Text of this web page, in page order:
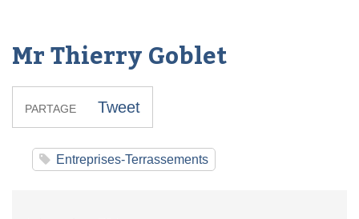
Mr Thierry Goblet
PARTAGE Tweet
Entreprises-Terrassements